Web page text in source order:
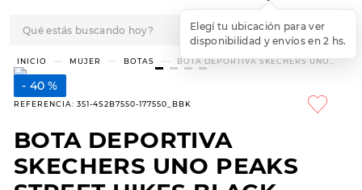
Elegí tu ubicación para ver
disponibilidad y envíos en 2 hs.
MUJER BOTAS
BOTA DEPORTIVA SKECHERS UNO
PEAKS STREET HIKES BLACK
40 %
REFERENCIA: 351-4S2B7550-177550_BBK
BOTA DEPORTIVA
SKECHERS UNO PEAKS
TÉRMINOS MÁS
BUSCADOS
1
3.
skechers slip-ins
.
championes